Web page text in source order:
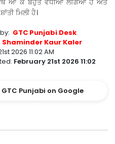
ਆ ਕੇ ਬਹੁਤ ਵਧੀਆ ਲੱਗਿਆ ਹੈ ਅਤੇ
ਮਿਲੀ ਹੈ।
GTC Punjabi Desk
Shaminder Kaur Kaler
2026 11:02 AM
February 21st 2026 11:02
Punjabi on Google